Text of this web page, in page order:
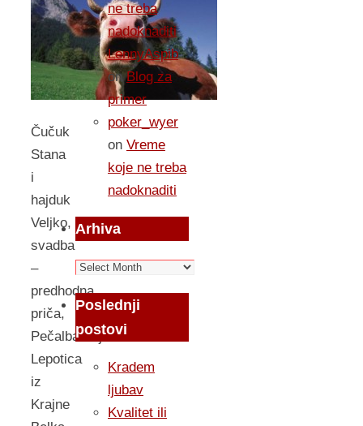
Čučuk
Stana
i
hajduk
Veljko,
svadba
–
predhodna
priča,
Pečalbarenje
Lepotica
iz
Krajne
ne treba
nadoknaditi
LennyAspib
onBlog za
primer
poker_wyer
on Vreme
koje ne treba
nadoknaditi
Arhiva
Arhiva
Poslednji
postovi
Kradem
ljubav
Kvalitet ili